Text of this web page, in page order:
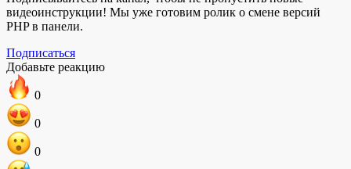
видеоинструкции! Мы уже готовим ролик о смене версий
PHP в панели.
Подписаться
Добавьте реакцию
0
0
0